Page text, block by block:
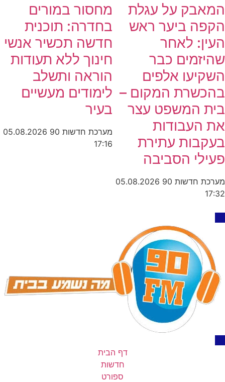
המאבק על עגלת
הקפה ביער ראש
העין: לאחר
שהיזמים כבר
השקיעו אלפים
בהכשרת המקום –
בית המשפט עצר
את העבודות
בעקבות עתירת
פעילי הסביבה
מערכת חדשות 90
05.08.2026
17:32
מחסור במורים
בחדרה: תוכנית
חדשה תכשיר אנשי
חינוך ללא תעודות
הוראה ותשלב
לימודים מעשיים
בעיר
מערכת חדשות 90
05.08.2026
17:16
דף הבית
חדשות
ספורט